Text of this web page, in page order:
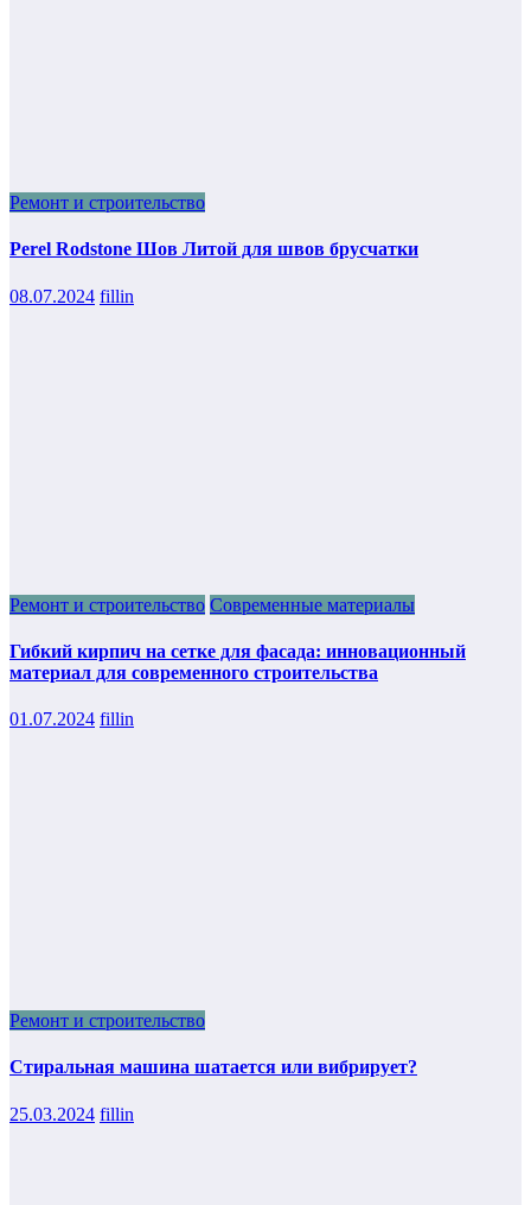
Ремонт и строительство
Perel Rodstone Шов Литой для швов брусчатки
08.07.2024 fillin
Ремонт и строительство Современные материалы
Гибкий кирпич на сетке для фасада: инновационный
материал для современного строительства
01.07.2024 fillin
Ремонт и строительство
Стиральная машина шатается или вибрирует?
25.03.2024 fillin